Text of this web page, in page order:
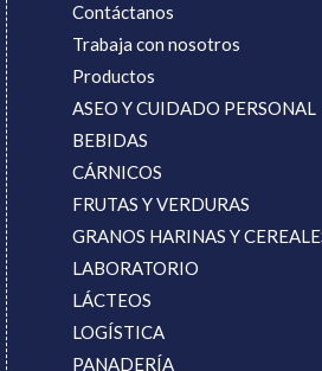
Contáctanos
Trabaja con nosotros
Productos
ASEO Y CUIDADO PERSONAL
BEBIDAS
CÁRNICOS
FRUTAS Y VERDURAS
GRANOS HARINAS Y
LABORATORIO
LÁCTEOS
LOGÍSTICA
PANADERÍA